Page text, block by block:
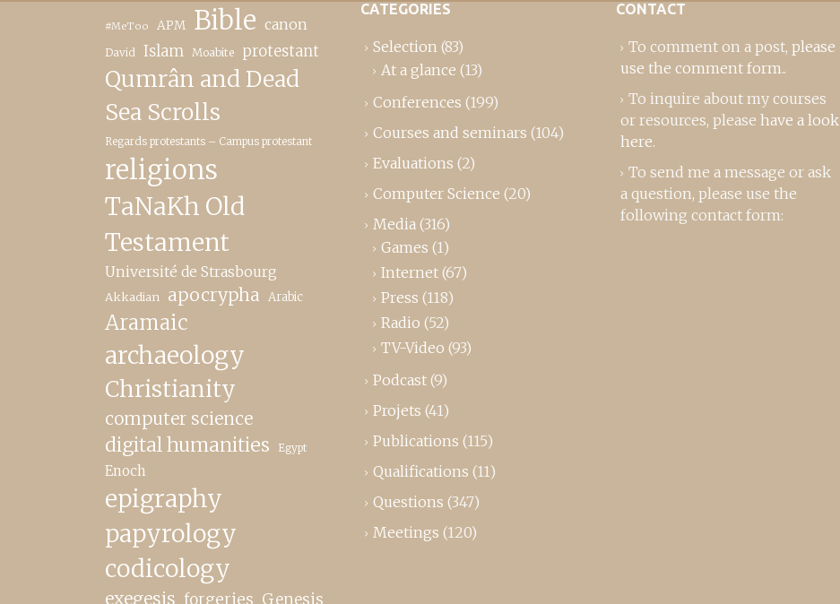
#MeToo APM Bible canon
David Islam Moabite protestant
Qumrân and Dead
Sea Scrolls
Regards protestants – Campus protestant
religions
TaNaKh Old
Testament
Université de Strasbourg
Akkadian apocrypha Arabic
Aramaic
archaeology
Christianity
computer science
digital humanities Egypt
Enoch
epigraphy
papyrology
codicology
exegesis forgeries Genesis
CATEGORIES
Selection (83)
At a glance (13)
Conferences (199)
Courses and seminars (104)
Evaluations (2)
Computer Science (20)
Media (316)
Games (1)
Internet (67)
Press (118)
Radio (52)
TV-Video (93)
Podcast (9)
Projets (41)
Publications (115)
Qualifications (11)
Questions (347)
Meetings (120)
CONTACT
To comment on a post, please
use the comment form..
To inquire about my courses
or resources, please have a look
here.
To send me a message or ask
a question, please use the
following contact form: